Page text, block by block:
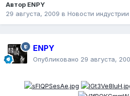
Автор ENPY
29 августа, 2009 в Новости индустрии
ENPY
Опубликовано 29 августа,